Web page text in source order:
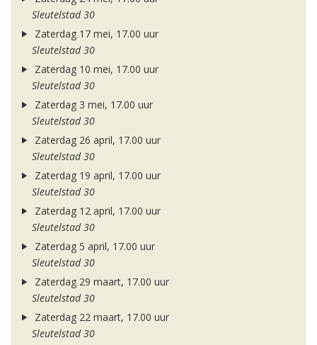
Sleutelstad 30
Zaterdag 17 mei, 17.00 uur
Sleutelstad 30
Zaterdag 10 mei, 17.00 uur
Sleutelstad 30
Zaterdag 3 mei, 17.00 uur
Sleutelstad 30
Zaterdag 26 april, 17.00 uur
Sleutelstad 30
Zaterdag 19 april, 17.00 uur
Sleutelstad 30
Zaterdag 12 april, 17.00 uur
Sleutelstad 30
Zaterdag 5 april, 17.00 uur
Sleutelstad 30
Zaterdag 29 maart, 17.00 uur
Sleutelstad 30
Zaterdag 22 maart, 17.00 uur
Sleutelstad 30